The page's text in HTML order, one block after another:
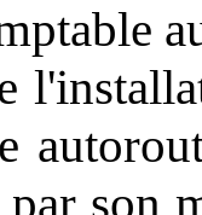
son